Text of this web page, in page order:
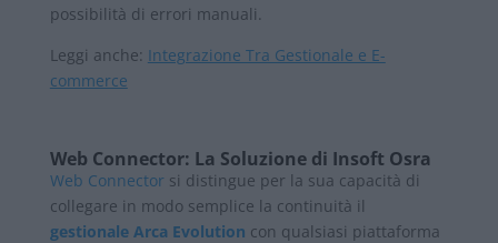
possibilità di errori manuali.
Leggi anche: Integrazione Tra Gestionale e E-
commerce
Web Connector: La Soluzione di Insoft Osra
Web Connector si distingue per la sua capacità di
collegare in modo semplice la continuità il
gestionale Arca Evolution con qualsiasi piattaforma